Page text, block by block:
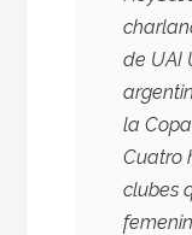
de UAI
la
Cuatro
clubes